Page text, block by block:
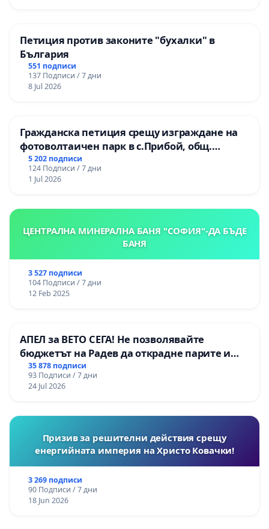
Петиция против законите "бухалки" в
България
551 подписи
137 Подписи / 7 дни
8 Jul 2026
Гражданска петиция срещу изграждане на
фотоволтаичен парк в с.Прибой, общ.
Радомир
5 202 подписи
124 Подписи / 7 дни
1 Jul 2026
ЦЕНТРАЛНА МИНЕРАЛНА БАНЯ "СОФИЯ"-ДА БЪДЕ
БАНЯ
3 527 подписи
104 Подписи / 7 дни
12 Feb 2025
АПЕЛ за ВЕТО СЕГА! Не позволявайте
бюджетът на Радев да открадне парите и
правата ни в тъмното
35 878 подписи
93 Подписи / 7 дни
24 Jul 2026
Призив за решителни действия срещу
енергийната империя на Христо Ковачки!
3 269 подписи
90 Подписи / 7 дни
18 Jun 2026